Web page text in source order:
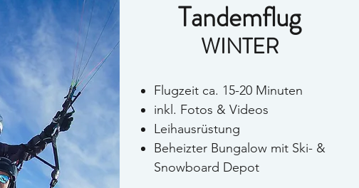
Tandemflug
WINTER
Flugzeit ca. 15-20 Minuten
inkl. Fotos & Videos
Leihausrüstung
Beheizter Bungalow mit Ski- &
Snowboard Depot